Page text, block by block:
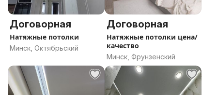
Договорная
Натяжные потолки
Минск, Октябрьский
Договорная
Натяжные потолки цена/
качество
Минск, Фрунзенский